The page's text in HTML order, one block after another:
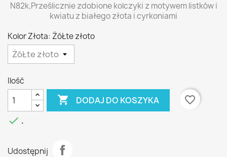
N82k,Prześlicznie zdobione kolczyki z motywem listków i
kwiatu z białego złota i cyrkoniami
Kolor Złota: ŻóŁte złoto
Ilość
 DODAJ DO KOSZYKA
favorite_border
 .
Udostępnij